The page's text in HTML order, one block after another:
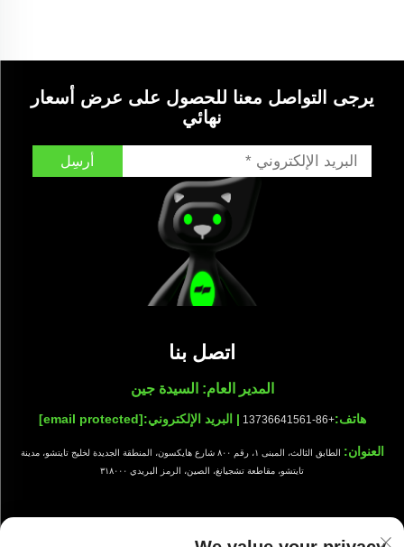
يرجى التواصل معنا للحصول على عرض أسعار
نهائي
أرسِل
اتصل بنا
المدير العام: السيدة جين
هاتف:+86-13736641561 | البريد الإلكتروني:[email protected]
العنوان:
الطابق الثالث، المبنى ١، رقم ٨٠٠ شارع هايكسون، المنطقة الجديدة لخليج تايتشو، مدينة
تايتشو، مقاطعة تشجيانغ، الصين، الرمز البريدي ٣١٨٠٠٠